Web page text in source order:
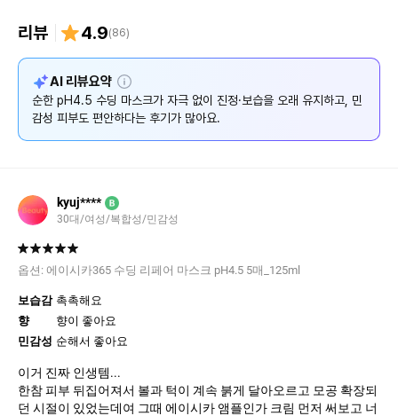
리뷰 4.9(86)
AI 리뷰요약 설
명
순한 pH4.5 수딩 마스크가 자극 없이 진정·보습을 오래 유지하고, 민
감성 피부도 편안하다는 후기가 많아요.
kyuj**** B
30대/여성/복합성/민감성
옵션: 에이시카365 수딩 리페어 마스크 pH4.5 5매_125ml
보습감 촉촉해요
향
향이 좋아요
민감성 순해서 좋아요
이거 진짜 인생템...
한참 피부 뒤집어져서 볼과 턱이 계속 붉게 달아오르고 모공 확장되
던 시절이 있었는데여 그때 에이시카 앰플인가 크림 먼저 써보고 너